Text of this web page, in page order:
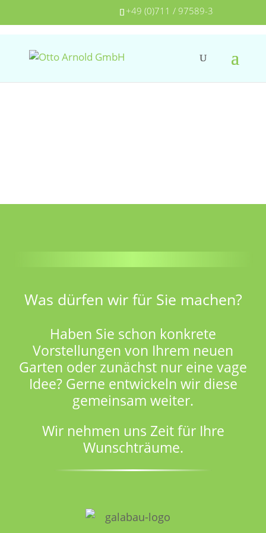
+49 (0)711 / 97589-3
Was dürfen wir für Sie machen?
Haben Sie schon konkrete
Vorstellungen von Ihrem neuen
Garten oder zunächst nur eine vage
Idee? Gerne entwickeln wir diese
gemeinsam weiter.
Wir nehmen uns Zeit für Ihre
Wunschträume.